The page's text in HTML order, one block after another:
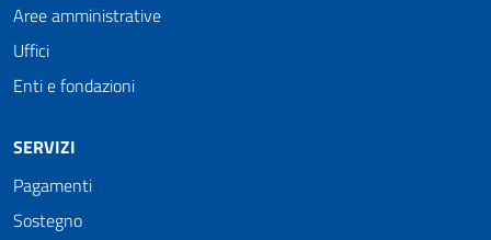
Aree amministrative
Uffici
Enti e fondazioni
SERVIZI
Pagamenti
Sostegno